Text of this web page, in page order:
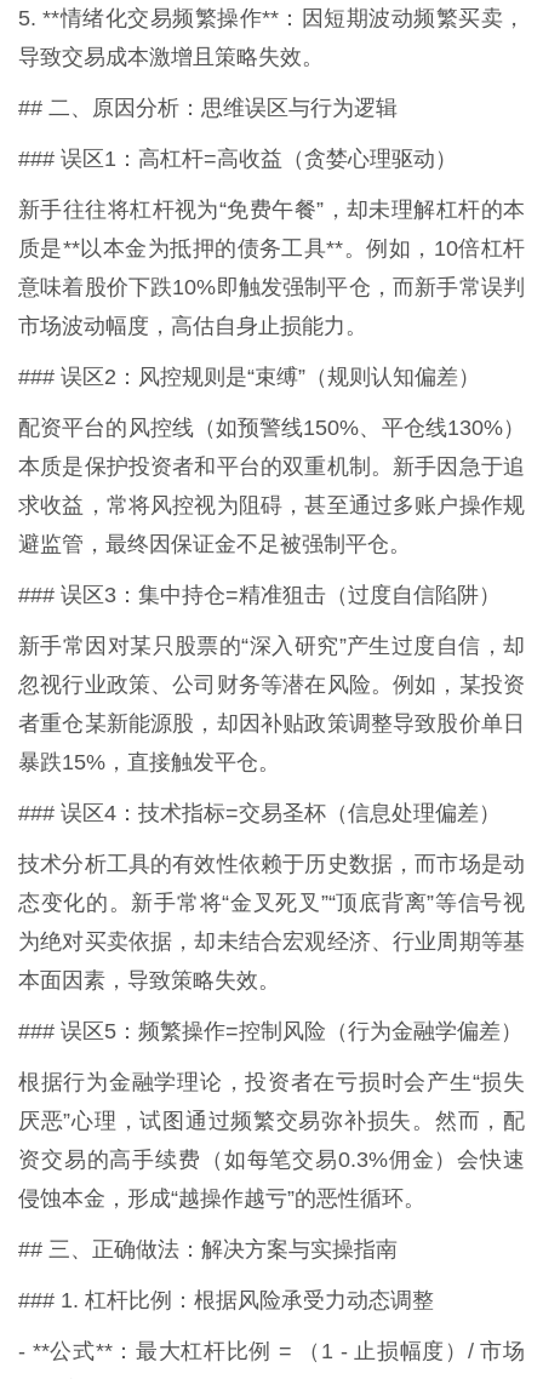
5. **情绪化交易频繁操作**：因短期波动频繁买卖，
导致交易成本激增且策略失效。
## 二、原因分析：思维误区与行为逻辑
### 误区1：高杠杆=高收益（贪婪心理驱动）
新手往往将杠杆视为“免费午餐”，却未理解杠杆的本
质是**以本金为抵押的债务工具**。例如，10倍杠杆
意味着股价下跌10%即触发强制平仓，而新手常误判
市场波动幅度，高估自身止损能力。
### 误区2：风控规则是“束缚”（规则认知偏差）
配资平台的风控线（如预警线150%、平仓线130%）
本质是保护投资者和平台的双重机制。新手因急于追
求收益，常将风控视为阻碍，甚至通过多账户操作规
避监管，最终因保证金不足被强制平仓。
### 误区3：集中持仓=精准狙击（过度自信陷阱）
新手常因对某只股票的“深入研究”产生过度自信，却
忽视行业政策、公司财务等潜在风险。例如，某投资
者重仓某新能源股，却因补贴政策调整导致股价单日
暴跌15%，直接触发平仓。
### 误区4：技术指标=交易圣杯（信息处理偏差）
技术分析工具的有效性依赖于历史数据，而市场是动
态变化的。新手常将“金叉死叉”“顶底背离”等信号视
为绝对买卖依据，却未结合宏观经济、行业周期等基
本面因素，导致策略失效。
### 误区5：频繁操作=控制风险（行为金融学偏差）
根据行为金融学理论，投资者在亏损时会产生“损失
厌恶”心理，试图通过频繁交易弥补损失。然而，配
资交易的高手续费（如每笔交易0.3%佣金）会快速
侵蚀本金，形成“越操作越亏”的恶性循环。
## 三、正确做法：解决方案与实操指南
### 1. 杠杆比例：根据风险承受力动态调整
- **公式**：最大杠杆比例 = （1 - 止损幅度）/ 市场